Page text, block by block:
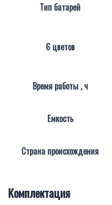
Тип батарей
6 цветов
Время работы , ч
Емкость
Страна происхождения
Комплектация